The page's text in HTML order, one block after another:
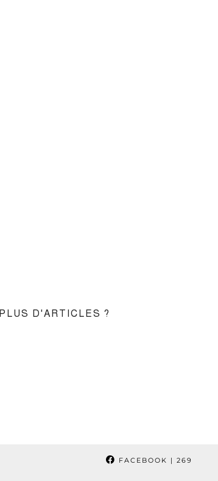
PLUS D'ARTICLES ?
FACEBOOK | 269